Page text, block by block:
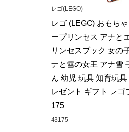
レゴ(LEGO)
レゴ (LEGO) おもち
ープリンセス アナと
リンセスブック 女の
ナと雪の女王 アナ雪
ん 幼児 玩具 知育玩
レゼント ギフト レゴ
175
43175